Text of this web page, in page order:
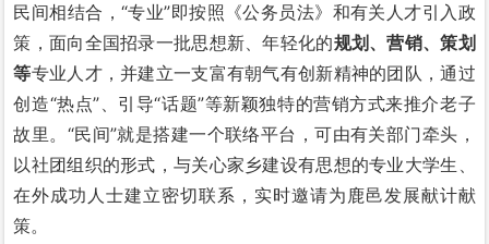
民间相结合，“专业”即按照《公务员法》和有关人才引入政
策，面向全国招录一批思想新、年轻化的规划、营销、策划
等专业人才，并建立一支富有朝气有创新精神的团队，通过
创造“热点”、引导“话题”等新颖独特的营销方式来推介老子
故里。“民间”就是搭建一个联络平台，可由有关部门牵头，
以社团组织的形式，与关心家乡建设有思想的专业大学生、
在外成功人士建立密切联系，实时邀请为鹿邑发展献计献
策。